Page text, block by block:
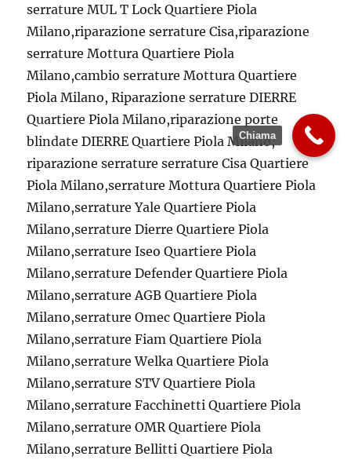
serrature MUL T Lock Quartiere Piola
Milano,riparazione serrature Cisa,riparazione
serrature Mottura Quartiere Piola
Milano,cambio serrature Mottura Quartiere
Piola Milano, Riparazione serrature DIERRE
Quartiere Piola Milano,riparazione porte
blindate DIERRE Quartiere Piola Milano,
riparazione serrature serrature Cisa Quartiere
Piola Milano,serrature Mottura Quartiere Piola
Milano,serrature Yale Quartiere Piola
Milano,serrature Dierre Quartiere Piola
Milano,serrature Iseo Quartiere Piola
Milano,serrature Defender Quartiere Piola
Milano,serrature AGB Quartiere Piola
Milano,serrature Omec Quartiere Piola
Milano,serrature Fiam Quartiere Piola
Milano,serrature Welka Quartiere Piola
Milano,serrature STV Quartiere Piola
Milano,serrature Facchinetti Quartiere Piola
Milano,serrature OMR Quartiere Piola
Milano,serrature Bellitti Quartiere Piola
Chiama